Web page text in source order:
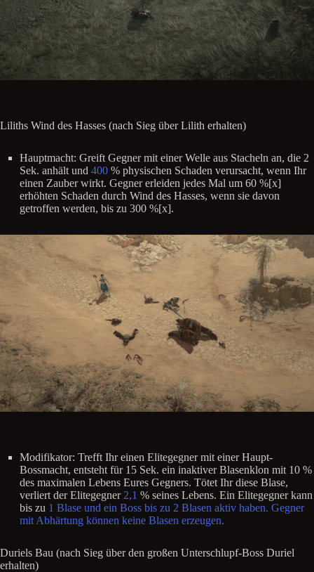
Liliths Wind des Hasses (nach Sieg über Lilith erhalten)
Hauptmacht: Greift Gegner mit einer Welle aus Stacheln an, die 2
Sek. anhält und 400 % physischen Schaden verursacht, wenn Ihr
einen Zauber wirkt. Gegner erleiden jedes Mal um 60 %[x]
erhöhten Schaden durch Wind des Hasses, wenn sie davon
getroffen werden, bis zu 300 %[x].
Modifikator: Trefft Ihr einen Elitegegner mit einer Haupt-
Bossmacht, entsteht für 15 Sek. ein inaktiver Blasenklon mit 10 %
des maximalen Lebens Eures Gegners. Tötet Ihr diese Blase,
verliert der Elitegegner 2,1 % seines Lebens. Ein Elitegegner kann
bis zu 1 Blase und ein Boss bis zu 2 Blasen aktiv haben. Gegner
mit Abhärtung können keine Blasen erzeugen.
Duriels Bau (nach Sieg über den großen Unterschlupf-Boss Duriel
erhalten)